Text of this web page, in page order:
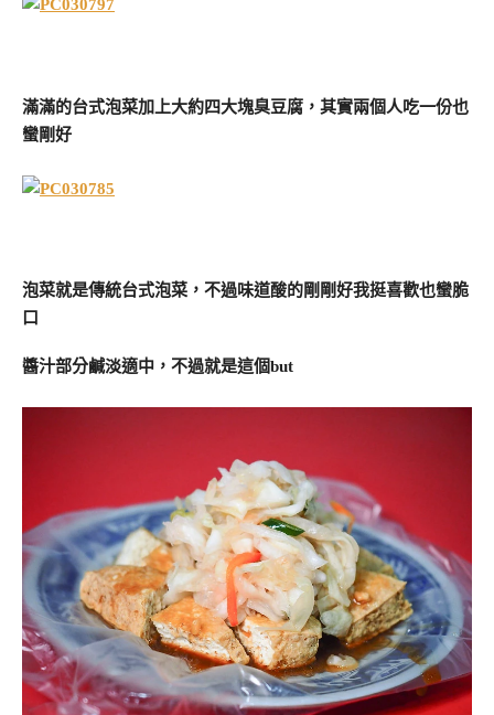
滿滿的台式泡菜加上大約四大塊臭豆腐，其實兩個人吃一份也
蠻剛好
泡菜就是傳統台式泡菜，不過味道酸的剛剛好我挺喜歡也蠻脆
口
醬汁部分鹹淡適中，不過就是這個but